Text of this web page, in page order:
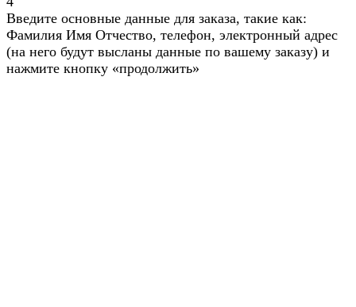
Введите основные данные для заказа, такие как:
Фамилия Имя Отчество, телефон, электронный адрес
(на него будут высланы данные по вашему заказу) и
нажмите кнопку «продолжить»